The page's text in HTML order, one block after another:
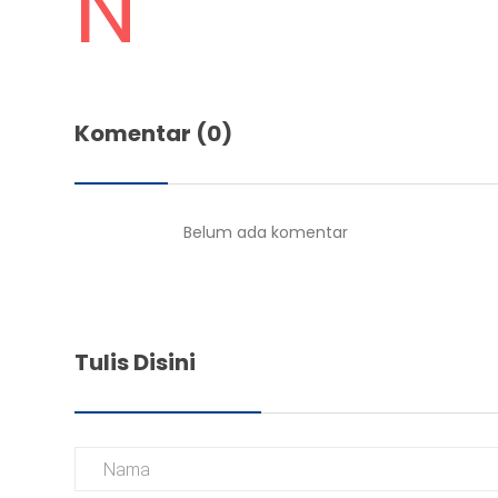
Komentar (0)
Belum ada komentar
Tulis Disini